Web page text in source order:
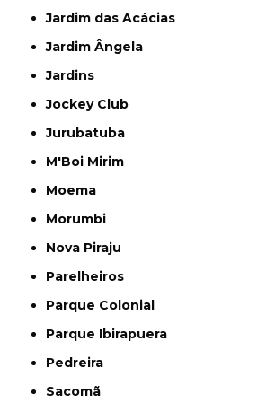
Jardim das Acácias
Jardim Ângela
Jardins
Jockey Club
Jurubatuba
M'Boi Mirim
Moema
Morumbi
Nova Piraju
Parelheiros
Parque Colonial
Parque Ibirapuera
Pedreira
Sacomã